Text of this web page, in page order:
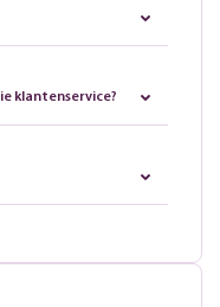
klantenservice?